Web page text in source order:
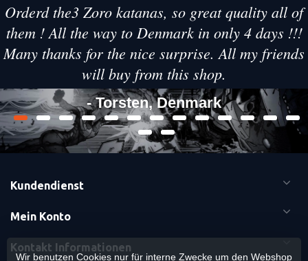
Orderd the3 Zoro katanas, so great quality all of
them ! All the way to Denmark in only 4 days !!!
Many thanks for the nice surprise. All my friends
will buy from this shop.
- Torsten, Denmark
Kundendienst
Mein Konto
Kontakt Informationen
Wir benutzen Cookies nur für interne Zwecke um den Webshop